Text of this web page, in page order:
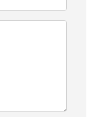
Terrasse
und